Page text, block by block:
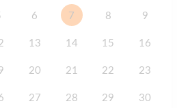
6 7 8 9
13 14 15 16
20 21 22 23
27 28 29 30